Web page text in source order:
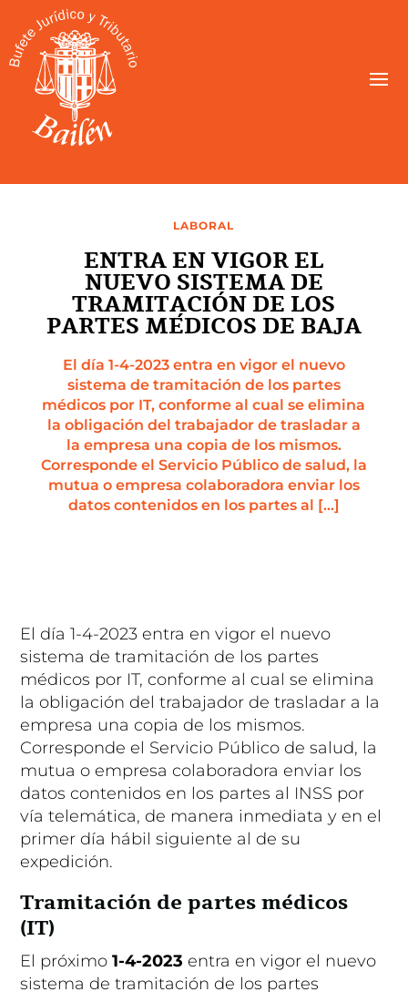
LABORAL
ENTRA EN VIGOR EL
NUEVO SISTEMA DE
TRAMITACIÓN DE LOS
PARTES MÉDICOS DE BAJA
El día 1-4-2023 entra en vigor el nuevo
sistema de tramitación de los partes
médicos por IT, conforme al cual se elimina
la obligación del trabajador de trasladar a
la empresa una copia de los mismos.
Corresponde el Servicio Público de salud, la
mutua o empresa colaboradora enviar los
datos contenidos en los partes al […]
El día 1-4-2023 entra en vigor el nuevo
sistema de tramitación de los partes
médicos por IT, conforme al cual se elimina
la obligación del trabajador de trasladar a la
empresa una copia de los mismos.
Corresponde el Servicio Público de salud, la
mutua o empresa colaboradora enviar los
datos contenidos en los partes al INSS por
vía telemática, de manera inmediata y en el
primer día hábil siguiente al de su
expedición.
Tramitación de partes médicos
(IT)
El próximo1-4-2023 entra en vigor el nuevo
sistema de tramitación de los partes